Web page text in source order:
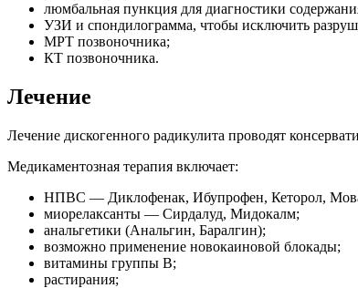
люмбальная пункция для диагностики
УЗИ и спондилограмма, чтобы исключить
МРТ позвоночника;
КТ позвоночника.
Лечение
Лечение дискогенного радикулита проводят
Медикаментозная терапия включает:
НПВС — Диклофенак, Ибупрофен, Кеторол,
миорелаксанты — Сирдалуд, Мидокалм;
анальгетики (Анальгин, Баралгин);
возможно применение новокаиновой блокады;
витамины группы В;
растирания;